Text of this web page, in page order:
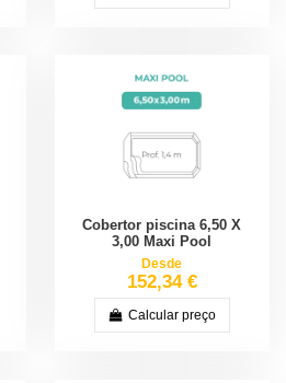
Cobertor piscina 6,50 X
3,00 Maxi Pool
Desde
152,34 €
Calcular preço